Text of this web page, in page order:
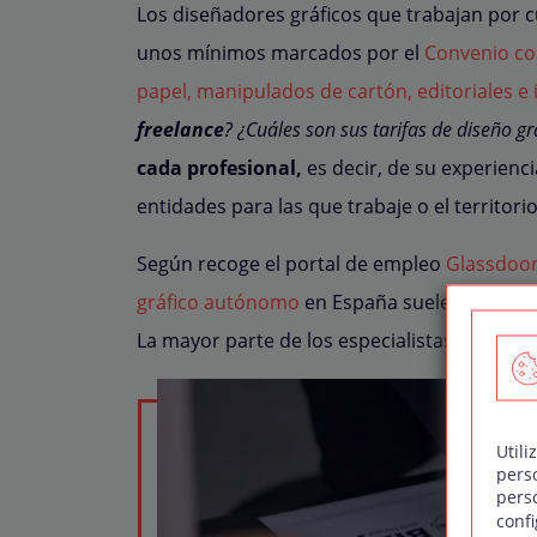
Los diseñadores gráficos que trabajan por
unos mínimos marcados por el Convenio
papel, manipulados de cartón, editoriales
freelance? ¿Cuáles son sus tarifas de diseño
cada profesional, es decir, de su
entidades para las que trabaje o el
Según recoge el portal de empleo
gráfico autónomo en España suele situarse
La mayor parte de los especialistas en esta